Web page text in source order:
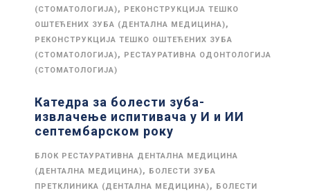
(СТОМАТОЛОГИЈА), РЕКОНСТРУКЦИЈА ТЕШКО
ОШТЕЋЕНИХ ЗУБА (ДЕНТАЛНА МЕДИЦИНА),
РЕКОНСТРУКЦИЈА ТЕШКО ОШТЕЋЕНИХ ЗУБА
(СТОМАТОЛОГИЈА), РЕСТАУРАТИВНА ОДОНТОЛОГИЈА
(СТОМАТОЛОГИЈА)
Катедра за болести зуба-
извлачење испитивача у И и ИИ
септембарском року
БЛОК РЕСТАУРАТИВНА ДЕНТАЛНА МЕДИЦИНА
(ДЕНТАЛНА МЕДИЦИНА), БОЛЕСТИ ЗУБА
ПРЕТКЛИНИКА (ДЕНТАЛНА МЕДИЦИНА), БОЛЕСТИ